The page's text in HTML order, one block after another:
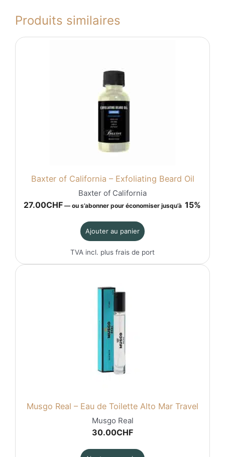
Produits similaires
Baxter of California – Exfoliating Beard Oil
Baxter of California
27.00CHF —ou s’abonner pour économiser jusqu’à 15%
Ajouter au panier
TVA incl. plus frais de port
Musgo Real – Eau de Toilette Alto Mar Travel
Musgo Real
30.00CHF